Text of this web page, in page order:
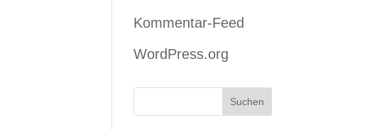
Kommentar-Feed
WordPress.org